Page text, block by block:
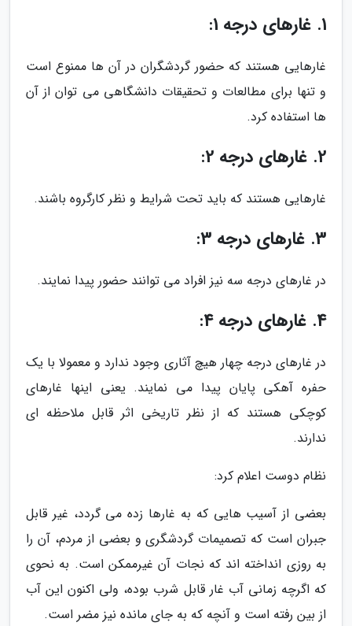
1. غارهای درجه 1:
غارهایی هستند که حضور گردشگران در آن ها ممنوع است
و تنها برای مطالعات و تحقیقات دانشگاهی می توان از آن
ها استفاده کرد.
2. غارهای درجه 2:
غارهایی هستند که باید تحت شرایط و نظر کارگروه باشند.
3. غارهای درجه 3:
در غارهای درجه سه نیز افراد می توانند حضور پیدا نمایند.
4. غارهای درجه 4:
در غارهای درجه چهار هیچ آثاری وجود ندارد و معمولا با یک
حفره آهکی پایان پیدا می نمایند. یعنی اینها غارهای
کوچکی هستند که از نظر تاریخی اثر قابل ملاحظه ای
ندارند.
نظام دوست اعلام کرد:
بعضی از آسیب هایی که به غارها زده می گردد، غیر قابل
جبران است که تصمیمات گردشگری و بعضی از مردم، آن را
به روزی انداخته اند که نجات آن غیرممکن است. به نحوی
که اگرچه زمانی آب غار قابل شرب بوده، ولی اکنون این آب
از بین رفته است و آنچه که به جای مانده نیز مضر است.